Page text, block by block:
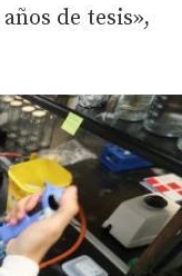
de tesis»,